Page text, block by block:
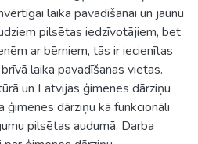
laika pavadīšanai un jaunu
pilsētas iedzīvotājiem, bet
ar bērniem, tās ir iecienītas
laika pavadīšanas vietas.
un Latvijas ģimenes dārziņu
dārziņu kā funkcionāli
pilsētas audumā. Darba